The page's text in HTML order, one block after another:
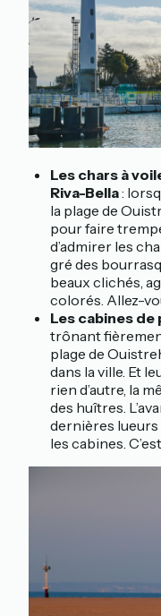
Les chars à
Riva-Bella:
la plage de
pour faire
d’admirer les
gré des
beaux clichés,
colorés. Allez-
Les cabines de
trônant
plage de
dans la ville. Et
rien d’autre, la
des huîtres.
dernières
les cabines.